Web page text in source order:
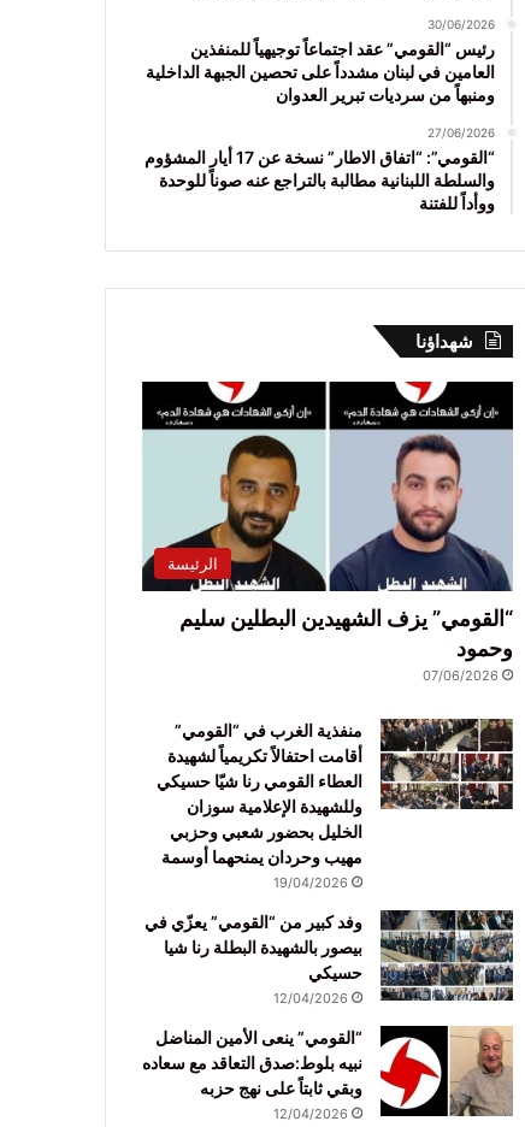
30/06/2026
رئيس “القومي” عقد اجتماعاً توجيهياً للمنفذين
العامين في لبنان مشدداً على تحصين الجبهة الداخلية
ومنبهاً من سرديات تبرير العدوان
27/06/2026
“القومي”: “اتفاق الاطار” نسخة عن 17 أيار المشؤوم
والسلطة اللبنانية مطالبة بالتراجع عنه صوناً للوحدة
ووأداً للفتنة
شهداؤنا
الرئيسة
“القومي” يزف الشهيدين البطلين سليم
وحمود
07/06/2026
منفذية الغرب في “القومي”
أقامت احتفالاً تكريمياً لشهيدة
العطاء القومي رنا شيّا حسيكي
وللشهيدة الإعلامية سوزان
الخليل بحضور شعبي وحزبي
مهيب وحردان يمنحهما أوسمة
19/04/2026
وفد كبير من “القومي” يعزّي في
بيصور بالشهيدة البطلة رنا شيا
حسيكي
12/04/2026
“القومي” ينعى الأمين المناضل
نبيه بلوط:صدق التعاقد مع سعاده
وبقي ثابتاً على نهج حزبه
12/04/2026